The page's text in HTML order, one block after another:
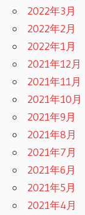
2022年3月
2022年2月
2022年1月
2021年12月
2021年11月
2021年10月
2021年9月
2021年8月
2021年7月
2021年6月
2021年5月
2021年4月